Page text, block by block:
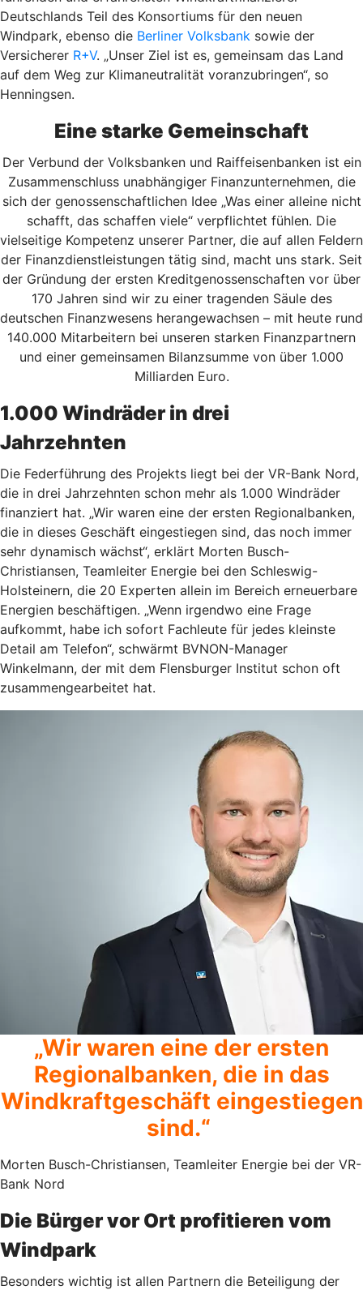
Deutschlands Teil des Konsortiums für den neuen
Windpark, ebenso die Berliner Volksbank sowie der
Versicherer R+V. „Unser Ziel ist es, gemeinsam das Land
auf dem Weg zur Klimaneutralität voranzubringen“, so
Henningsen.
Eine starke Gemeinschaft
Der Verbund der Volksbanken und Raiffeisenbanken ist ein
Zusammenschluss unabhängiger Finanzunternehmen, die
sich der genossenschaftlichen Idee „Was einer alleine nicht
schafft, das schaffen viele“ verpflichtet fühlen. Die
vielseitige Kompetenz unserer Partner, die auf allen Feldern
der Finanzdienstleistungen tätig sind, macht uns stark. Seit
der Gründung der ersten Kreditgenossenschaften vor über
170 Jahren sind wir zu einer tragenden Säule des
deutschen Finanzwesens herangewachsen – mit heute rund
140.000 Mitarbeitern bei unseren starken Finanzpartnern
und einer gemeinsamen Bilanzsumme von über 1.000
Milliarden Euro.
1.000 Windräder in drei
Jahrzehnten
Die Federführung des Projekts liegt bei der VR-Bank Nord,
die in drei Jahrzehnten schon mehr als 1.000 Windräder
finanziert hat. „Wir waren eine der ersten Regionalbanken,
die in dieses Geschäft eingestiegen sind, das noch immer
sehr dynamisch wächst“, erklärt Morten Busch-
Christiansen, Teamleiter Energie bei den Schleswig-
Holsteinern, die 20 Experten allein im Bereich erneuerbare
Energien beschäftigen. „Wenn irgendwo eine Frage
aufkommt, habe ich sofort Fachleute für jedes kleinste
Detail am Telefon“, schwärmt BVNON-Manager
Winkelmann, der mit dem Flensburger Institut schon oft
zusammengearbeitet hat.
„Wir waren eine der ersten
Regionalbanken, die in das
Windkraftgeschäft eingestiegen
sind.“
Morten Busch-Christiansen, Teamleiter Energie bei der VR-
Bank Nord
Die Bürger vor Ort profitieren vom
Windpark
Besonders wichtig ist allen Partnern die Beteiligung der